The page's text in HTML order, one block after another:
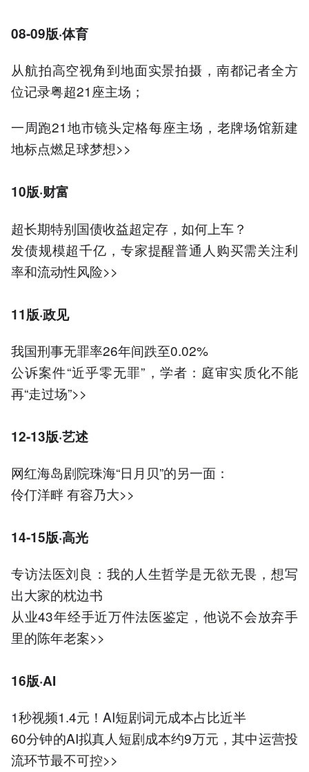
08-09版·体育
从航拍高空视角到地面实景拍摄，南都记者全方
位记录粤超21座主场；
一周跑21地市镜头定格每座主场，老牌场馆新建
地标点燃足球梦想>>
10版·财富
超长期特别国债收益超定存，如何上车？
发债规模超千亿，专家提醒普通人购买需关注利
率和流动性风险>>
11版·政见
我国刑事无罪率26年间跌至0.02%
公诉案件“近乎零无罪”，学者：庭审实质化不能
再“走过场”>>
12-13版·艺述
网红海岛剧院珠海“日月贝”的另一面：
伶仃洋畔 有容乃大>>
14-15版·高光
专访法医刘良：我的人生哲学是无欲无畏，想写
出大家的枕边书
从业43年经手近万件法医鉴定，他说不会放弃手
里的陈年老案>>
16版·AI
1秒视频1.4元！AI短剧词元成本占比近半
60分钟的AI拟真人短剧成本约9万元，其中运营投
流环节最不可控>>